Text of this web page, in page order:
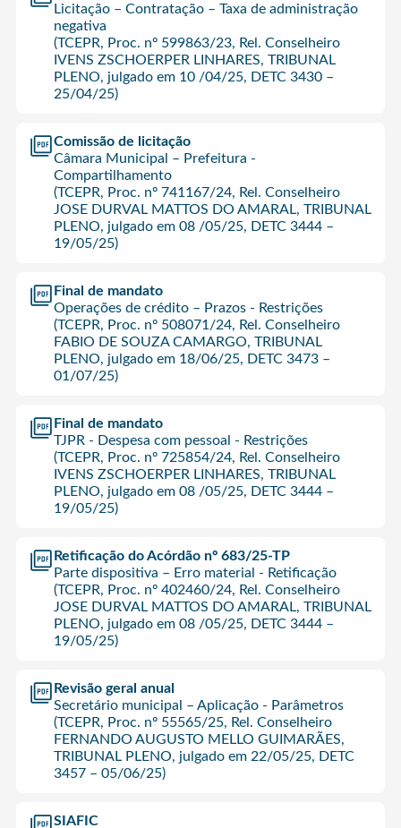
Licitação – Contratação – Taxa de administração
negativa
(TCEPR, Proc. nº 599863/23, Rel. Conselheiro
IVENS ZSCHOERPER LINHARES, TRIBUNAL
PLENO, julgado em 10 /04/25, DETC 3430 –
25/04/25)
Comissão de licitação
Câmara Municipal – Prefeitura -
Compartilhamento
(TCEPR, Proc. nº 741167/24, Rel. Conselheiro
JOSE DURVAL MATTOS DO AMARAL, TRIBUNAL
PLENO, julgado em 08 /05/25, DETC 3444 –
19/05/25)
Final de mandato
Operações de crédito – Prazos - Restrições
(TCEPR, Proc. nº 508071/24, Rel. Conselheiro
FABIO DE SOUZA CAMARGO, TRIBUNAL
PLENO, julgado em 18/06/25, DETC 3473 –
01/07/25)
Final de mandato
TJPR - Despesa com pessoal - Restrições
(TCEPR, Proc. nº 725854/24, Rel. Conselheiro
IVENS ZSCHOERPER LINHARES, TRIBUNAL
PLENO, julgado em 08 /05/25, DETC 3444 –
19/05/25)
Retificação do Acórdão nº 683/25-TP
Parte dispositiva – Erro material - Retificação
(TCEPR, Proc. nº 402460/24, Rel. Conselheiro
JOSE DURVAL MATTOS DO AMARAL, TRIBUNAL
PLENO, julgado em 08 /05/25, DETC 3444 –
19/05/25)
Revisão geral anual
Secretário municipal – Aplicação - Parâmetros
(TCEPR, Proc. nº 55565/25, Rel. Conselheiro
FERNANDO AUGUSTO MELLO GUIMARÃES,
TRIBUNAL PLENO, julgado em 22/05/25, DETC
3457 – 05/06/25)
SIAFIC